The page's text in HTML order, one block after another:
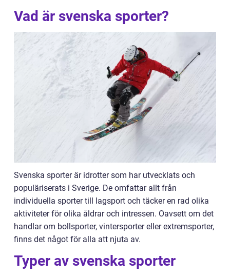
Vad är svenska sporter?
Svenska sporter är idrotter som har utvecklats och
populäriserats i Sverige. De omfattar allt från
individuella sporter till lagsport och täcker en rad olika
aktiviteter för olika åldrar och intressen. Oavsett om det
handlar om bollsporter, vintersporter eller extremsporter,
finns det något för alla att njuta av.
Typer av svenska sporter